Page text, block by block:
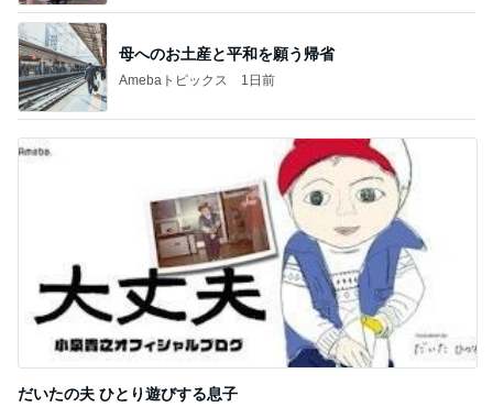
だいたの夫 ひとり遊びする息子
Amebaトピックス 1日前